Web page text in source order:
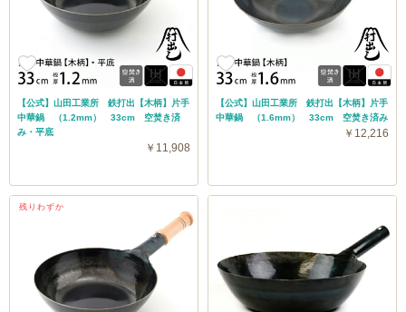
【公式】山田工業所 鉄打出【木柄】片手
中華鍋 （1.2mm） 33cm 空焚き済
み・平底
￥11,908
【公式】山田工業所 鉄打出【木柄】片手
中華鍋 （1.6mm） 33cm 空焚き済み
￥12,216
残りわずか